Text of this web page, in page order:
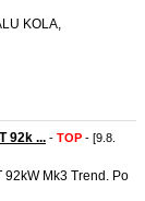
KOLA,
92k ... - TOP - [9.8.
92kW Mk3 Trend. Po